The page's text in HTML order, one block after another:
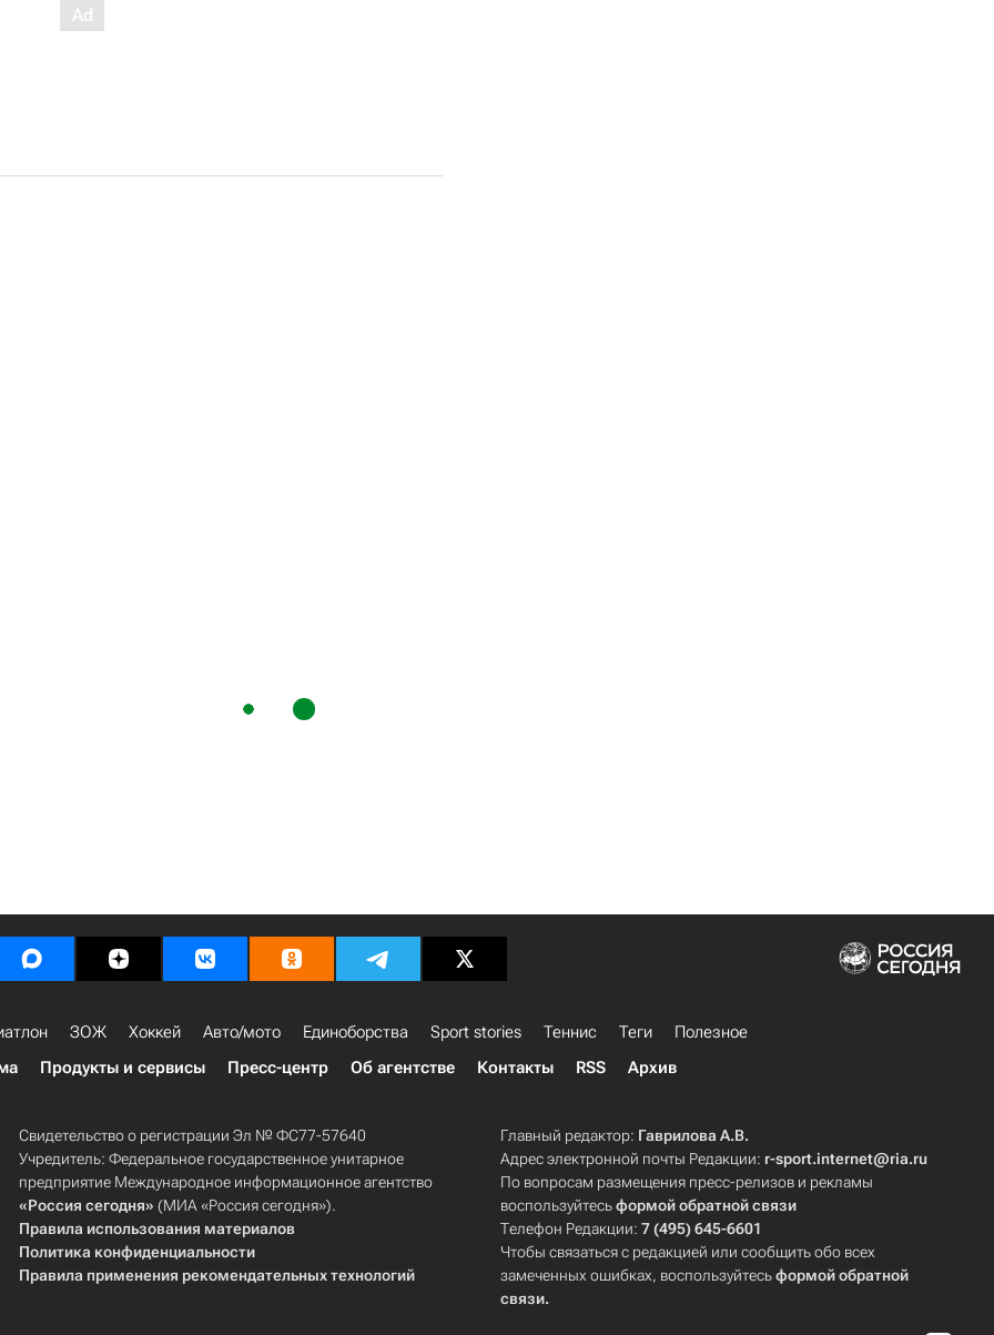
ЗОЖ Хоккей Авто/мото Единоборства Sport stories Теннис Теги
Полезное
Продукты и сервисы Пресс-центр Об агентстве Контакты RSS Архив
Свидетельство о регистрации Эл № ФС77-57640
Учредитель: Федеральное государственное унитарное
предприятие Международное информационное агентство
«Россия сегодня» (МИА «Россия сегодня»).
Правила использования материалов
Политика конфиденциальности
Правила применения рекомендательных технологий
Главный редактор: Гаврилова А.В.
Адрес электронной почты Редакции: r-sport.internet@ria.ru
По вопросам размещения пресс-релизов и рекламы
воспользуйтесьформой обратной связи
Телефон Редакции:7 (495) 645-6601
Чтобы связаться с редакцией или сообщить обо всех
замеченных ошибках, воспользуйтесьформой обратной
связи.